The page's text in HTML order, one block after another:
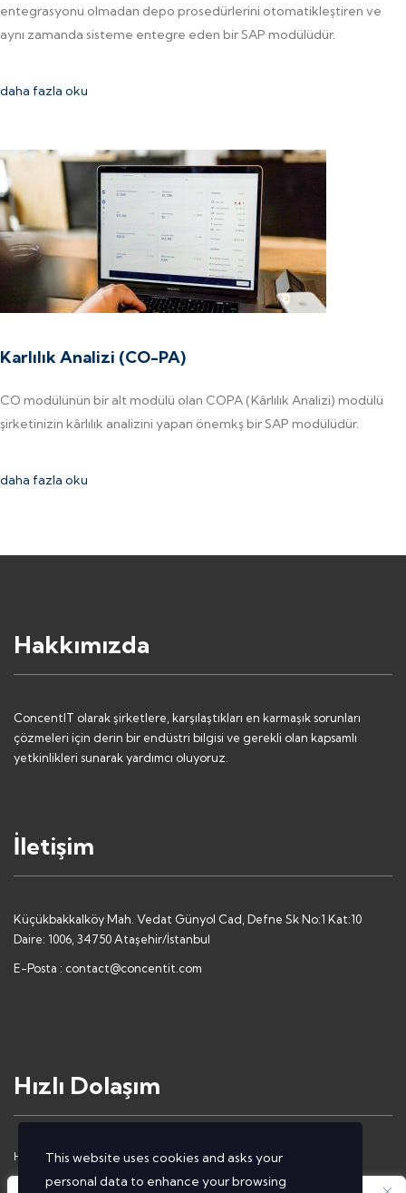
entegrasyonu olmadan depo prosedürlerini otomatikleştiren ve
aynı zamanda sisteme entegre eden bir SAP modülüdür.
daha fazla oku
Karlılık Analizi (CO-PA)
CO modülünün bir alt modülü olan COPA (Kârlılık Analizi) modülü
şirketinizin kârlılık analizini yapan önemkş bir SAP modülüdür.
daha fazla oku
Hakkımızda
ConcentIT olarak şirketlere, karşılaştıkları en karmaşık sorunları
çözmeleri için derin bir endüstri bilgisi ve gerekli olan kapsamlı
yetkinlikleri sunarak yardımcı oluyoruz.
İletişim
Küçükbakkalköy Mah. Vedat Günyol Cad, Defne Sk No:1 Kat:10
Daire: 1006, 34750 Ataşehir/İstanbul
E-Posta : contact@concentit.com
Hızlı Dolaşım
Hakkımızda İletişim
Çözümlerimiz Gizlilik Politikası
This website uses cookies and asks your
personal data to enhance your browsing